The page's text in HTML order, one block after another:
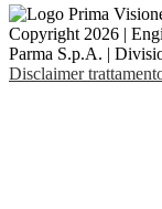
Copyright 2026 |
Parma S.p.A. |
Disclaimer